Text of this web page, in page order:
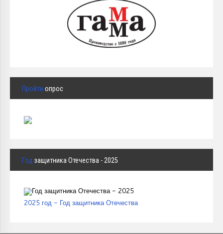
Пройти опрос
Год защитника Отечества - 2025
2025 год - Год защитника Отечества